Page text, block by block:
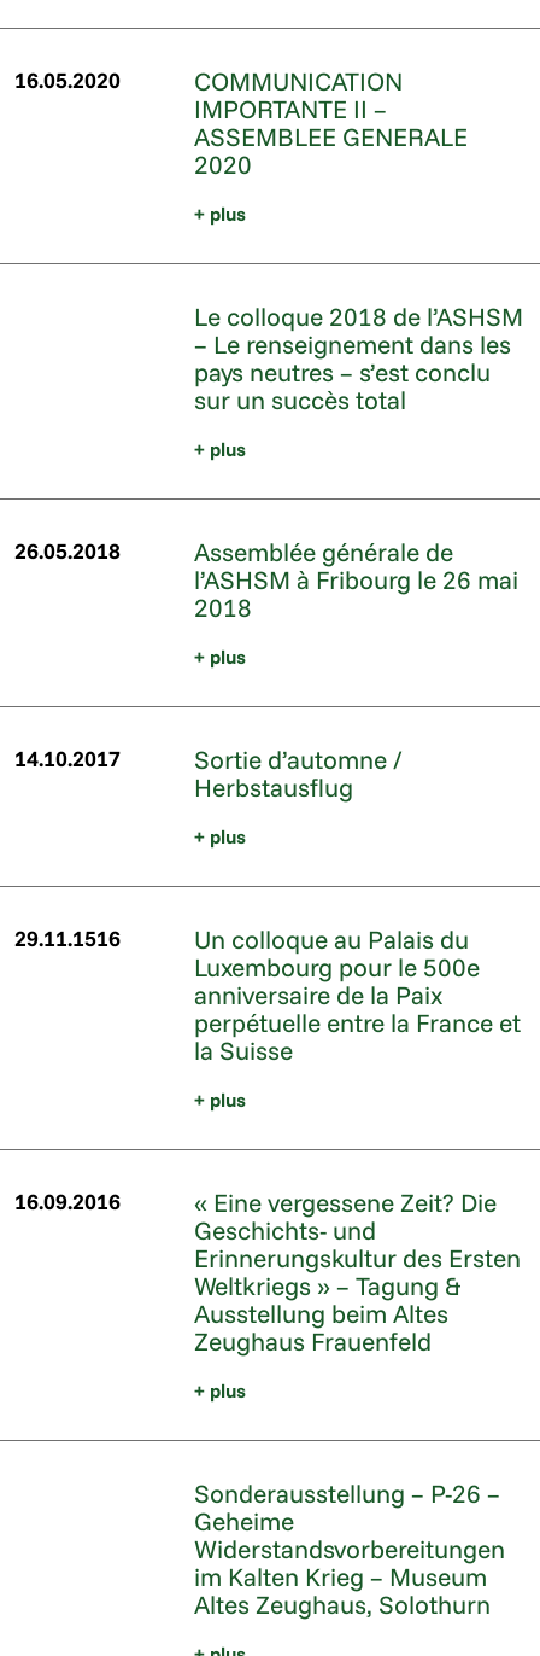
16.05.2020
COMMUNICATION
IMPORTANTE II –
ASSEMBLEE GENERALE
2020
+ plus
Le colloque 2018 de l’ASHSM
– Le renseignement dans les
pays neutres – s’est conclu
sur un succès total
+ plus
26.05.2018
Assemblée générale de
l’ASHSM à Fribourg le 26 mai
2018
+ plus
14.10.2017
Sortie d’automne /
Herbstausflug
+ plus
29.11.1516
Un colloque au Palais du
Luxembourg pour le 500e
anniversaire de la Paix
perpétuelle entre la France et
la Suisse
+ plus
16.09.2016
« Eine vergessene Zeit? Die
Geschichts- und
Erinnerungskultur des Ersten
Weltkriegs » – Tagung &
Ausstellung beim Altes
Zeughaus Frauenfeld
+ plus
Sonderausstellung – P-26 –
Geheime
Widerstandsvorbereitungen
im Kalten Krieg – Museum
Altes Zeughaus, Solothurn